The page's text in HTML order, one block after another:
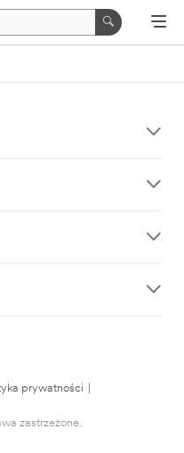
prywatności
zastrzeżone.